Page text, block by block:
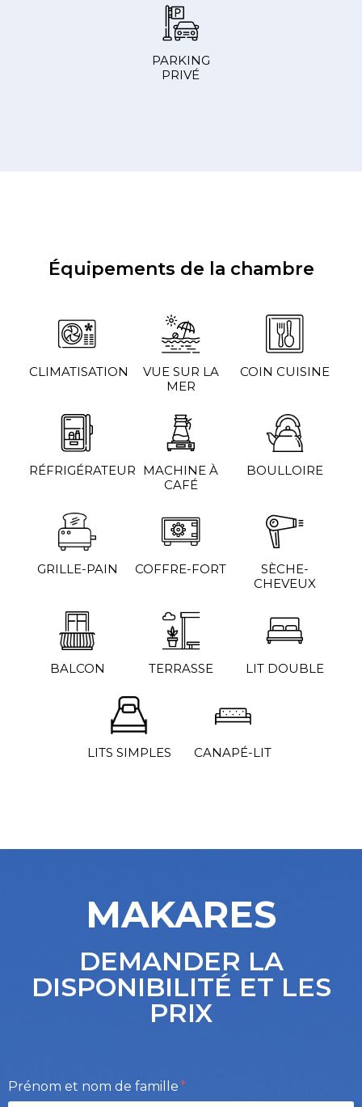
PARKING
PRIVÉ
Équipements de la chambre
CLIMATISATION
VUE SUR LA
MER
COIN CUISINE
RÉFRIGÉRATEUR MACHINE À
CAFÉ
BOULLOIRE
GRILLE-PAIN COFFRE-FORT
SÈCHE-
CHEVEUX
BALCON TERRASSE LIT DOUBLE
LITS SIMPLES CANAPÉ-LIT
MAKARES
DEMANDER LA
DISPONIBILITÉ ET LES
PRIX
Prénom et nom de famille